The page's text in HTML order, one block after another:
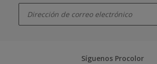
Síguenos Procolor